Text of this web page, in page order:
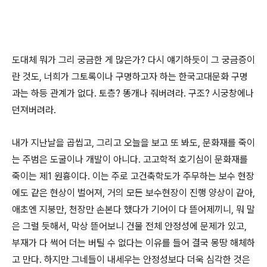
도대체 뭐가 그리 궁금한 게 많은가? 다시 얘기하듯이 그 궁금증이
란 것도, 너희가 그토록이나 구명하고자 하는 한국고대문화 구명
과는 하등 관계가 없다. 토층? 똥개나 줘버려라. 구조? 시궁창에나
던져버려라.
내가 지난날을 곱씹고, 그리고 오늘을 보고 또 봐도, 문화재를 죽이
는 주범은 도굴이나 개발이 아니다. 고고학적 호기심이 문화재를
죽이는 제1 원흉이다. 이는 주로 고건축학도가 주무하는 보수 현장
에도 같은 현상이 벌어져, 거의 모든 보수현장이 진행 양상이 같아,
애초엔 지붕만, 천장만 손본다 했다가 기어이 다 뜯어제끼니, 뭐 말
은 그럴 듯해서, 막상 뜯어보니 건물 전체 안정성에 문제가 있고,
부재가 다 썩어 더는 버틸 수 없다는 이유를 들어 결국 몽땅 해체하
고 만다. 하지만 그네들이 내세우는 안정성보다 더욱 심각한 것은